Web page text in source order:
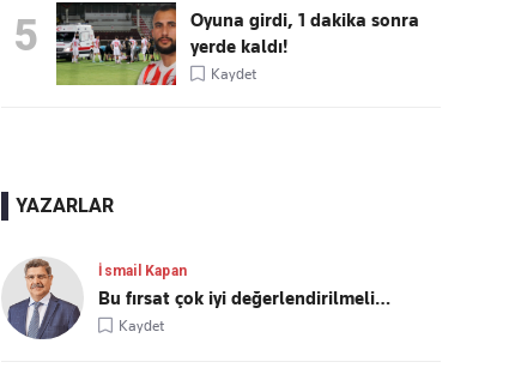
5
Oyuna girdi, 1 dakika sonra
yerde kaldı!
Kaydet
YAZARLAR
İsmail Kapan
Bu fırsat çok iyi değerlendirilmeli…
Kaydet